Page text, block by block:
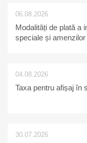
06.08.2026
Modalități de plată a
speciale și amenzilor
04.08.2026
Taxa pentru afișaj în
30.07.2026